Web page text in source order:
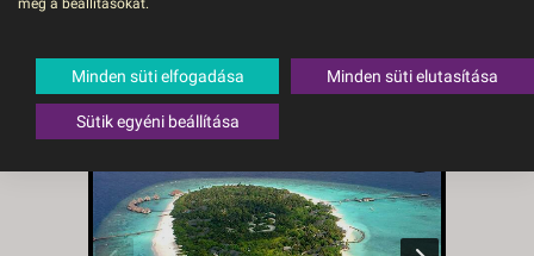
budapest, Repülő
Maldív-szigetek
meg a beállításokat.
Minden süti elfogadása Minden süti elutasítása
Sütik egyéni beállítása